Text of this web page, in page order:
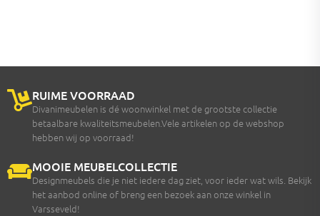
RUIME VOORRAAD
Divanimeubelen is dé woonwinkel met de grootste collectie
betaalbare kwaliteitsmeubelen.Vele artikelen op de webshop
hebben wij op voorraad!
MOOIE MEUBELCOLLECTIE
Designmeubels die je niet iedere dag ziet, voor ieder wat wils. Bekijk
het aanbod online of breng een bezoek aan onze winkel in
Varsseveld!